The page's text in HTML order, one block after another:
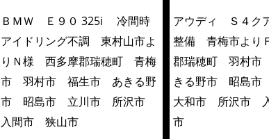
ＢＭＷ Ｅ９０ 325i 冷間時
アイドリング不調 東村山市よ
りＮ様 西多摩郡瑞穂町 青梅
市 羽村市 福生市 あきる野
市 昭島市 立川市 所沢市
入間市 狭山市
アウディ Ｓ４ク
整備 青梅市より
郡瑞穂町 羽村
きる野市 昭島
大和市 所沢市
市